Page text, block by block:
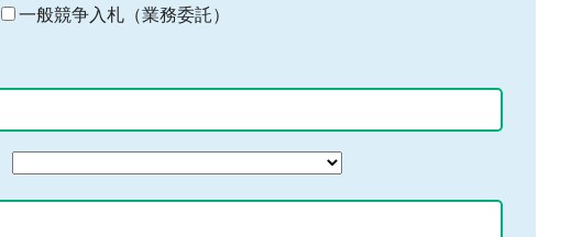
一般競争入札（業務委託）